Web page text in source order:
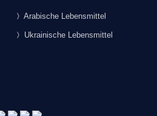
Arabische Lebensmittel
Ukrainische Lebensmittel